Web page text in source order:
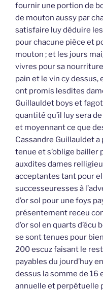
fournir une portion de
de mouton aussy par
satisfaire luy déduire
pour chacune pièce et
mouton ; et les jours
vivres pour sa
pain et le vin cy
ont promis lesdites
Guillauldet boys et
quantité qu’il luy sera
et moyennant ce que
Cassandre Guillauldet
tenue et s’oblige
auxdites dames
acceptantes tant pour
successeuresses à
d’or sol pour une foys
présentement receu
d’or sol en quarts d’écu
se sont tenues pour
200 escuz faisant le
payables du jourd’huy
dessus la somme de 16
annuelle et perpétuelle